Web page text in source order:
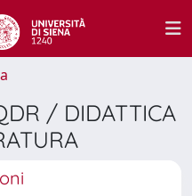
/ DIDATTICA